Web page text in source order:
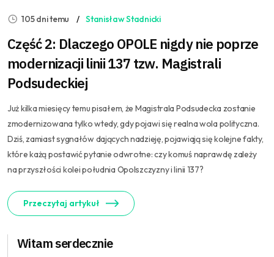
105 dni temu Stanisław Stadnicki
Część 2: Dlaczego OPOLE nigdy nie poprze
modernizacji linii 137 tzw. Magistrali
Podsudeckiej
Już kilka miesięcy temu pisałem, że Magistrala Podsudecka zostanie
zmodernizowana tylko wtedy, gdy pojawi się realna wola polityczna.
Dziś, zamiast sygnałów dających nadzieję, pojawiają się kolejne fakty,
które każą postawić pytanie odwrotne: czy komuś naprawdę zależy
na przyszłości kolei południa Opolszczyzny i linii 137?
Przeczytaj artykuł
Witam serdecznie